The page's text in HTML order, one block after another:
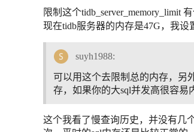
限制这个tidb_server_memory_limit
现在tidb服务器的内存是47G，我
suyh1988:
可以用这个去限制总的内存，另
存，如果你的大sql并发高很容易
这个我看了慢查询历史，并没有几